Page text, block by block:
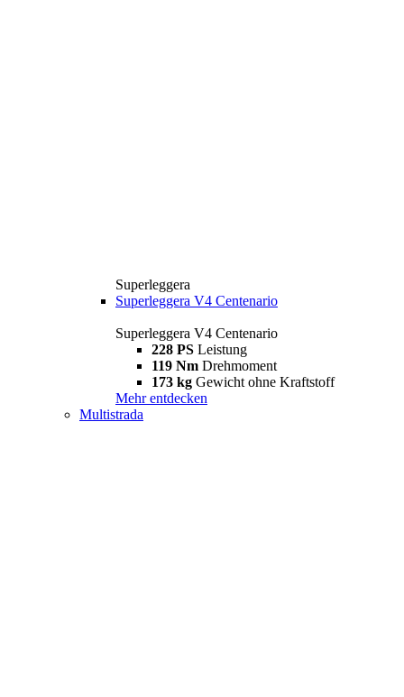
Superleggera
Superleggera V4 Centenario
Superleggera V4 Centenario
228 PS Leistung
119 Nm Drehmoment
173 kg Gewicht ohne Kraftstoff
Mehr entdecken
Multistrada